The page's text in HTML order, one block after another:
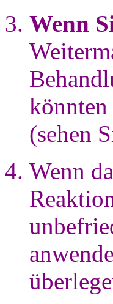
Wenn
könnten
(sehen
Wenn